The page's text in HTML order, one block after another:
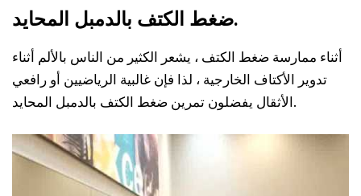
ضغط الكتف بالدمبل المحايد.
أثناء ممارسة ضغط الكتف ، يشعر الكثير من الناس بالألم أثناء
تدوير الأكتاف الخارجية ، لذا فإن غالبية الرياضيين أو رافعي
الأثقال يفضلون تمرين ضغط الكتف بالدمبل المحايد.